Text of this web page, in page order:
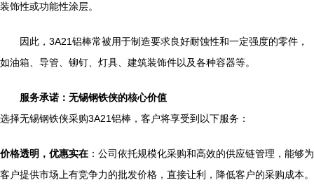
装饰性或功能性涂层。
因此，3A21铝棒常被用于制造要求良好耐蚀性和一定强度的零件，
如油箱、导管、铆钉、灯具、建筑装饰件以及各种容器等。
服务承诺：无锡钢铁侠的核心价值
选择无锡钢铁侠采购3A21铝棒，客户将享受到以下服务：
价格透明，优惠实在 ：公司依托规模化采购和高效的供应链管理，能够为
客户提供市场上有竞争力的批发价格，直接让利，降低客户的采购成本。